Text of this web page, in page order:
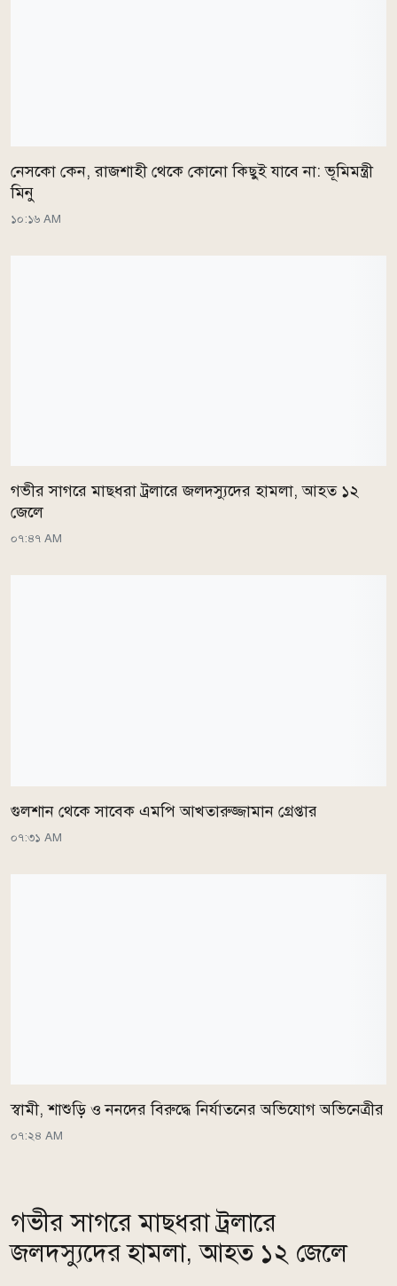
নেসকো কেন, রাজশাহী থেকে কোনো কিছুই যাবে না: ভূমিমন্ত্রী
মিনু
১০:১৬ AM
গভীর সাগরে মাছধরা ট্রলারে জলদস্যুদের হামলা, আহত ১২
জেলে
০৭:৪৭ AM
গুলশান থেকে সাবেক এমপি আখতারুজ্জামান গ্রেপ্তার
০৭:৩১ AM
স্বামী, শাশুড়ি ও ননদের বিরুদ্ধে নির্যাতনের অভিযোগ অভিনেত্রীর
০৭:২৪ AM
গভীর সাগরে মাছধরা ট্রলারে
জলদস্যুদের হামলা, আহত ১২ জেলে